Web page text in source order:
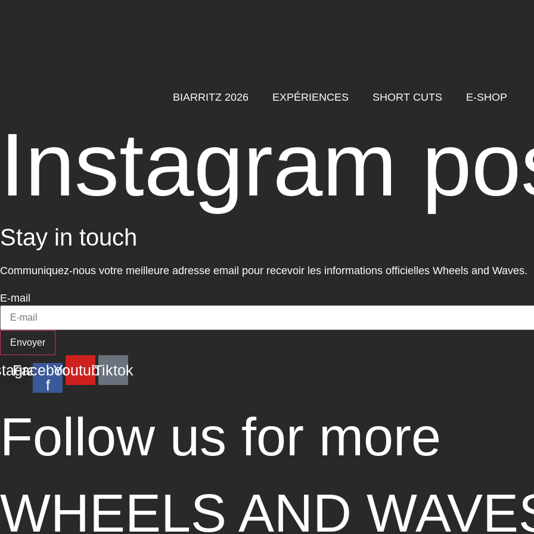
BIARRITZ 2026 EXPÉRIENCES SHORT CUTS E-SHOP
Instagram
Stay in touch
Communiquez-nous votre meilleure adresse email pour recevoir les informations officielles Wheels and Waves.
E-mail
Envoyer
Facebook-
f
YoutubeTiktok
Follow us for more
WHEELS AND